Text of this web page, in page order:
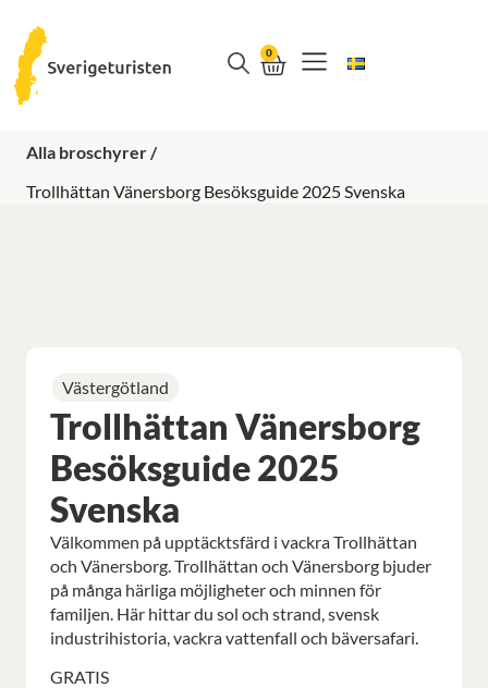
0
Alla broschyrer /
Trollhättan Vänersborg Besöksguide 2025 Svenska
Västergötland
Trollhättan Vänersborg
Besöksguide 2025
Svenska
Välkommen på upptäcktsfärd i vackra Trollhättan
och Vänersborg. Trollhättan och Vänersborg bjuder
på många härliga möjligheter och minnen för
familjen. Här hittar du sol och strand, svensk
industrihistoria, vackra vattenfall och bäversafari.
GRATIS